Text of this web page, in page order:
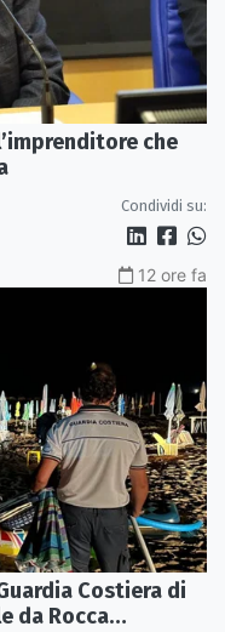
che
Condividi su:
12 ore fa
Costiera di
da Rocca